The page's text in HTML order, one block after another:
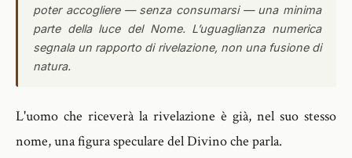
poter accogliere — senza consumarsi — una minima
parte della luce del Nome. L’uguaglianza numerica
segnala un rapporto di rivelazione, non una fusione di
natura.
L'uomo che riceverà la rivelazione è già, nel suo stesso
nome, una figura speculare del Divino che parla.